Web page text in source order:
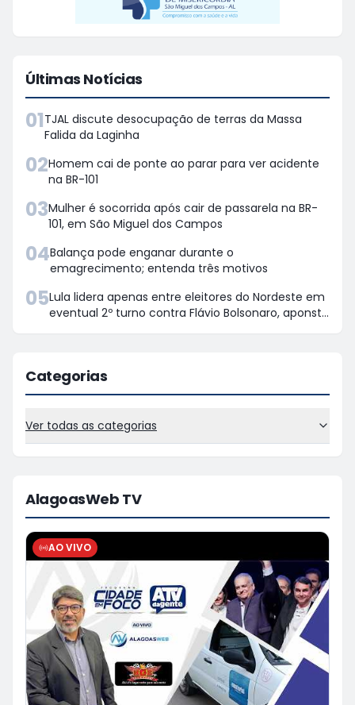
Últimas Notícias
01TJAL discute desocupação de terras da Massa
Falida da Laginha
02Homem cai de ponte ao parar para ver acidente
na BR-101
03Mulher é socorrida após cair de passarela na BR-
101, em São Miguel dos Campos
04Balança pode enganar durante o
emagrecimento; entenda três motivos
05Lula lidera apenas entre eleitores do Nordeste em
eventual 2º turno contra Flávio Bolsonaro, aponsta
Categorias
Ver todas as categorias
AlagoasWeb TV
AO VIVO